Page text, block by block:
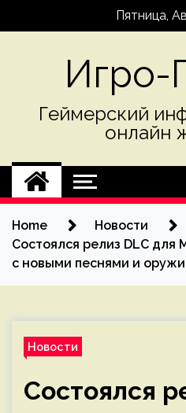
Пятница,
Игро-
Геймерский
онлайн
Home
Новости
Состоялся релиз DLC для
с новыми песнями и
Новости
Состоялся